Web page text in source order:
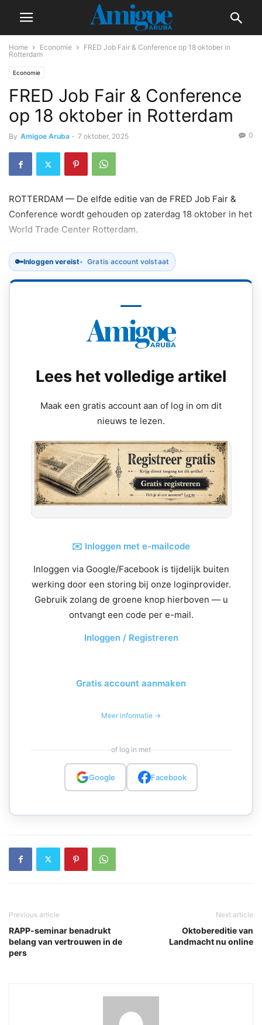
Home Economie
FRED Job Fair & Conference op 18 oktober in
Rotterdam
Economie
FRED Job Fair & Conference
op 18 oktober in Rotterdam
By Amigoe Aruba - 7 oktober, 2025 0
ROTTERDAM — De elfde editie van de FRED Job Fair &
Conference wordt gehouden op zaterdag 18 oktober in het
World Trade Center Rotterdam.
🔑Inloggen vereist Gratis account volstaat
Lees het volledige artikel
Maak een gratis account aan of log in om dit
nieuws te lezen.
✉️ Inloggen met e-mailcode
Inloggen via Google/Facebook is tijdelijk buiten
werking door een storing bij onze loginprovider.
Gebruik zolang de groene knop hierboven — u
ontvangt een code per e-mail.
Inloggen / Registreren
Gratis account aanmaken
Meer informatie →
of log in met
Google Facebook
Previous article
RAPP-seminar benadrukt
belang van vertrouwen in de
pers
Next article
Oktobereditie van
Landmacht nu online